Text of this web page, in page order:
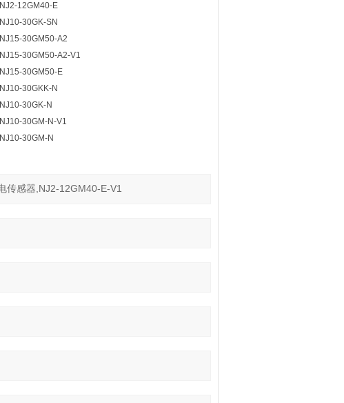
NJ2-12GM40-E
NJ10-30GK-SN
NJ15-30GM50-A2
NJ15-30GM50-A2-V1
NJ15-30GM50-E
NJ10-30GKK-N
NJ10-30GK-N
NJ10-30GM-N-V1
NJ10-30GM-N